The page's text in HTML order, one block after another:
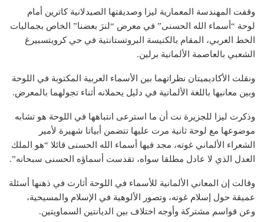
وقفت المهندسة المعمارية ليزا وصديقتها الصيدلانية كاترين أمام
لوحة “أسماء الله الحسنى” في معرض “لنرَ بعضنا” الخاص بجماليات
الخط العربي، المقام بالكنيسة البروتستانتية في حي كرويتسبيرغ
الشعبي بالعاصمة الألمانية برلين.
ونقلت الأكاديميتان نظراتهما بين الأسماء العربية المكتوبة في اللوحة
وبين معانيها باللغة الألمانية في دليل يحملانه أثناء تجولهما بالمعرض.
وذكرت ليزا للجزيرة نت أن ما استرعى انتباهها في اللوحة هو تشابه
موضوعها مع لوحة ثانية مرت عليها تتضمن أبياتا شهيرة لأمير
الشعراء الألماني غوته، مجد فيها أسماء الله الحسنى قائلا “هو الملك
العدل الذي لا عادل مطلقا سواه، تقدست أسماؤه الحسنى سبحانه”.
وقالت إن المعاني الألمانية للأسماء في اللوحة أثارت في ذهنها أسئلة
عميقة حول إسلام غوته، وتصور الألوهية في الإسلام والمسيحية،
وعن قواسم مشتركة وأوجه اختلاف بين الديانتين السماويتين.